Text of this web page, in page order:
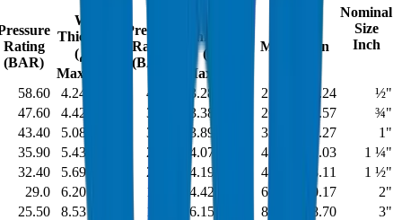
Nominal
Size
Inch
Min
Max
Thickness
Pressure
Rating
(BAR)
Wall
Thickness
(مم)
Pressure
Rating
(BAR)
Max
Max
½"
21.24
21.44
3.28
4.24
58.60
¾"
26.57
26.77
3.38
4.42
47.60
1"
33.27
33.53
3.89
5.08
43.40
1 ¼"
42.03
42.29
4.07
5.43
35.90
1 ½"
48.11
48.41
4.19
5.69
32.40
2"
60.17
60.47
4.42
6.20
29.0
3"
88.70
89.10
6.15
8.53
25.50